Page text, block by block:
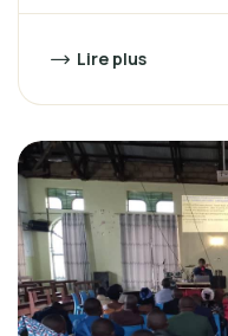
Lire plus